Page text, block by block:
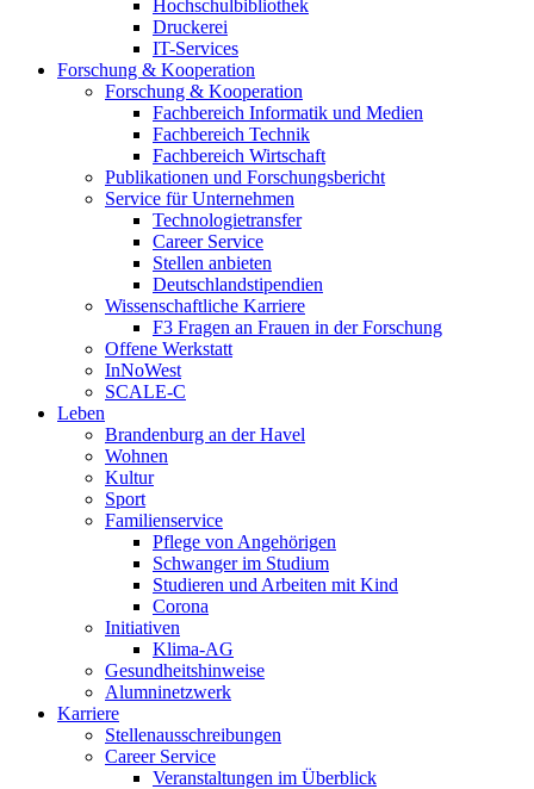
Hochschulbibliothek
Druckerei
IT-Services
Forschung & Kooperation
Forschung & Kooperation
Fachbereich Informatik und Medien
Fachbereich Technik
Fachbereich Wirtschaft
Publikationen und Forschungsbericht
Service für Unternehmen
Technologietransfer
Career Service
Stellen anbieten
Deutschlandstipendien
Wissenschaftliche Karriere
F3 Fragen an Frauen in der Forschung
Offene Werkstatt
InNoWest
SCALE-C
Leben
Brandenburg an der Havel
Wohnen
Kultur
Sport
Familienservice
Pflege von Angehörigen
Schwanger im Studium
Studieren und Arbeiten mit Kind
Corona
Initiativen
Klima-AG
Gesundheitshinweise
Alumninetzwerk
Karriere
Stellenausschreibungen
Career Service
Veranstaltungen im Überblick